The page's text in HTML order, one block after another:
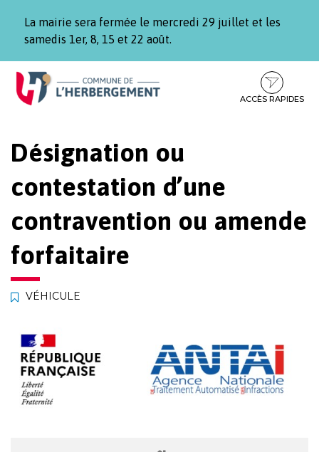
La mairie sera fermée le mercredi 29 juillet et les
samedis 1er, 8, 15 et 22 août.
Aller
Aller
contenu
Aller
pied
ACCÈS RAPIDES
Désignation ou
contestation d’une
contravention ou amende
forfaitaire
VÉHICULE